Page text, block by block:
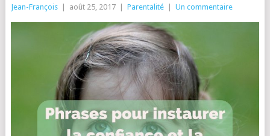
Jean-François août 25, 2017 Parentalité Un commentaire